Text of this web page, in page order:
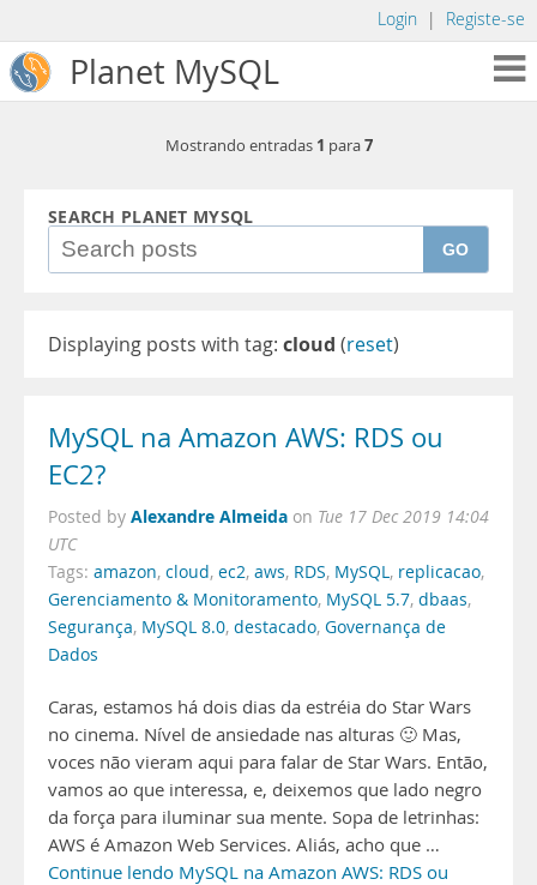
Login | Registe-se
Planet MySQL
Mostrando entradas 1 para7
SEARCH PLANET MYSQL
GO
Displaying posts with tag: cloud (reset)
MySQL na Amazon AWS: RDS ou
EC2?
Posted by Alexandre Almeida on Tue 17 Dec 2019 14:04
UTC
Tags: amazon, cloud, ec2, aws, RDS, MySQL, replicacao,
Gerenciamento & Monitoramento, MySQL 5.7, dbaas,
Segurança, MySQL 8.0, destacado, Governança de
Dados
Caras, estamos há dois dias da estréia do Star Wars
no cinema. Nível de ansiedade nas alturas 🙂 Mas,
voces não vieram aqui para falar de Star Wars. Então,
vamos ao que interessa, e, deixemos que lado negro
da força para iluminar sua mente. Sopa de letrinhas:
AWS é Amazon Web Services. Aliás, acho que …
Continue lendo MySQL na Amazon AWS: RDS ou